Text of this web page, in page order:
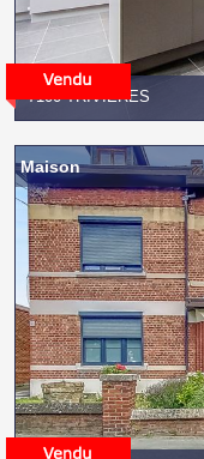
7100 TRIVIÈRES
Maison